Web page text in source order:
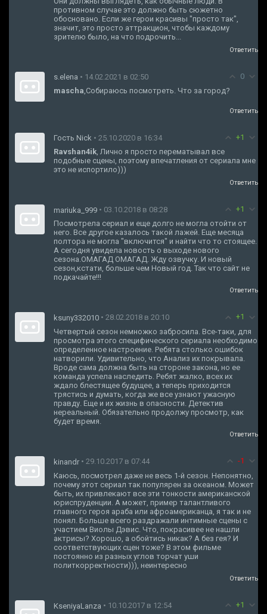
противном случае это должно быть сюжетно
обосновано. Если же герои красивы "просто так",
значит, это просто аттракцион, чтобы каждому
зрителю было, на что подрочить...
Ответить
0
s.elena • 14.02.2021 в 02:50
mascha ,Собираюсь посмотреть. Что за город?
Ответить
+1
Гость Nick • 25.10.2020 в 16:34
Ravshan4ik , Лично я просто перематывал все
подобные сцены, поэтому впечатления от сериала мне
это не испортило)))
Ответить
+1
mariuka_999 • 03.10.2018 в 08:28
Посмотрела сериал и еще долго не могла отойти от
него. Все другое казалось такой лажей. Еще месяца
полтора не могла "включится" и найти что то стоящее.
А сегодня увидела новость о выходе нового
сезона.ОМАГАД ОМАГАД. Жду озвучку. И новый
сезон,кстати, больше чем Новый год. Так что сайт не
подкачайте!!!
Ответить
+1
ksuny332010 • 28.02.2018 в 20:10
Четвертый сезон немножко забросила. Все-таки, для
просмотра этого специфического сериала необходимо
определенное настроение. Ребята столько ошибок
натворили. Удивительно, что Анализ их покрывала.
Вроде сама должна быть на стороне закона, но ее
команда успела наследить. Ребят жалко, всех их
ждало блестящее будущее, а теперь приходится
трястись и думать, когда же все узнают ужасную
правду. Еще и их жизнь в опасности. Детектив
нереальный. Обязательно продолжу просмотр, как
будет время.
Ответить
-1
kinandr • 29.10.2017 в 07:44
Каюсь, посмотрел даже не весь 1-й сезон. Непонятно,
почему этот сериал так популярен за океаном. Может
быть, их привлекают все эти тонкости американской
юриспруденции. А может, пример талантливого
главного героя араба или афроамериканца, я так и не
понял. Больше всего раздражали интимные сцены с
участием Виолы Дэвис. Что, покрасивее не нашли
актрисы? Хорошо, а обойтись никак? А без гея? И
соответствующих сцен тоже? В этом фильме
постоянно из разных углов торчат уши
политкорректности))), неинтересно
Ответить
+1
KseniyaLanza • 10.10.2017 в 12:54